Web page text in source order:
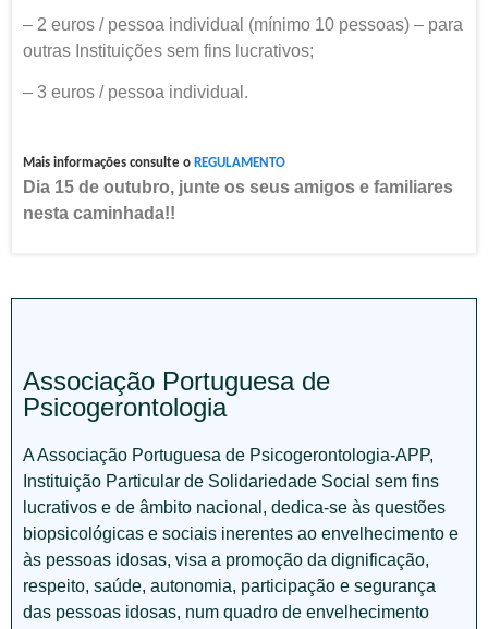
– 2 euros / pessoa individual (mínimo 10 pessoas) – para
outras Instituições sem fins lucrativos;
– 3 euros / pessoa individual.
Mais informações consulte o REGULAMENTO
Dia 15 de outubro, junte os seus amigos e familiares
nesta caminhada!!
Associação Portuguesa de
Psicogerontologia
A Associação Portuguesa de Psicogerontologia-APP,
Instituição Particular de Solidariedade Social sem fins
lucrativos e de âmbito nacional, dedica-se às questões
biopsicológicas e sociais inerentes ao envelhecimento e
às pessoas idosas, visa a promoção da dignificação,
respeito, saúde, autonomia, participação e segurança
das pessoas idosas, num quadro de envelhecimento